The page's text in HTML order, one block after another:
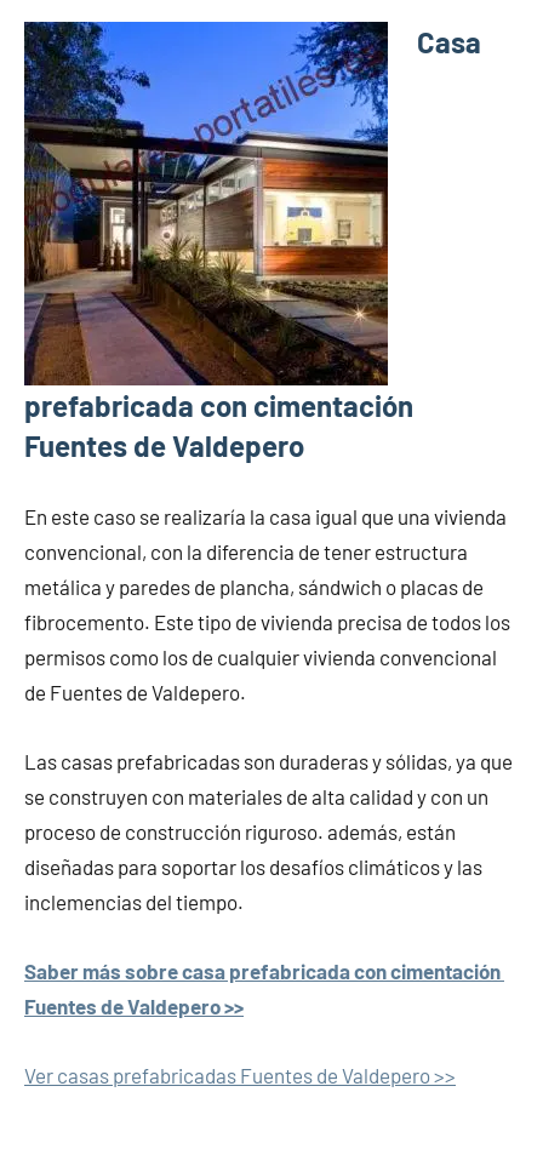
Casa
prefabricada con cimentación
Fuentes de Valdepero
En este caso se realizaría la casa igual que una vivienda
convencional, con la diferencia de tener estructura
metálica y paredes de plancha, sándwich o placas de
fibrocemento. Este tipo de vivienda precisa de todos los
permisos como los de cualquier vivienda convencional
de Fuentes de Valdepero.
Las casas prefabricadas son duraderas y sólidas, ya que
se construyen con materiales de alta calidad y con un
proceso de construcción riguroso. además, están
diseñadas para soportar los desafíos climáticos y las
inclemencias del tiempo.
Saber más sobre casa prefabricada con cimentación
Fuentes de Valdepero >>
Ver casas prefabricadas Fuentes de Valdepero >>